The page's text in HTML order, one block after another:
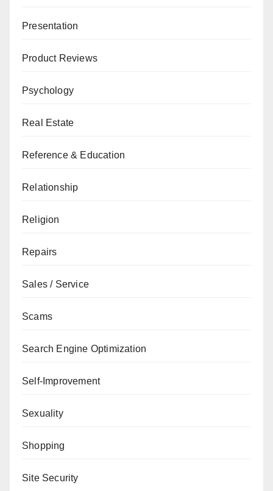
Presentation
Product Reviews
Psychology
Real Estate
Reference & Education
Relationship
Religion
Repairs
Sales / Service
Scams
Search Engine Optimization
Self-Improvement
Sexuality
Shopping
Site Security